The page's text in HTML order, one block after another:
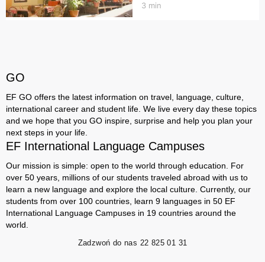
3 min
GO
EF GO offers the latest information on travel, language, culture,
international career and student life. We live every day these topics
and we hope that you GO inspire, surprise and help you plan your
next steps in your life.
EF International Language Campuses
Our mission is simple: open to the world through education. For
over 50 years, millions of our students traveled abroad with us to
learn a new language and explore the local culture. Currently, our
students from over 100 countries, learn 9 languages ​​in 50 EF
International Language Campuses in 19 countries around the
world.
Zadzwoń do nas 22 825 01 31